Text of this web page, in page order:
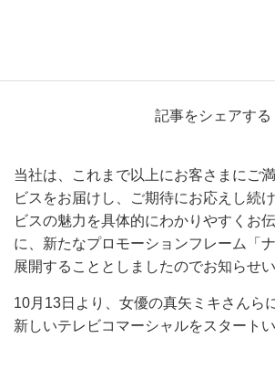
記事をシェアする
当社は、これまで以上にお客さまにご
ビスをお届けし、ご期待にお応えし続
ビスの魅力を具体的にわかりやすくお
に、新たなプロモーションフレーム「
展開することとしましたのでお知らせい
10月13日より、女優の真矢ミキさんら
新しいテレビコマーシャルをスタートい